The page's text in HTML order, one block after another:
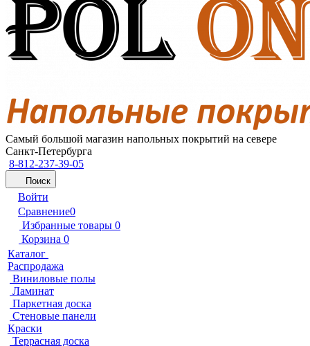
Самый большой магазин напольных покрытий на севере
Санкт-Петербурга
8-812-237-39-05
Поиск
Войти
Сравнение0
Избранные товары 0
Корзина 0
Каталог
Распродажа
Виниловые полы
Ламинат
Паркетная доска
Стеновые панели
Краски
Террасная доска